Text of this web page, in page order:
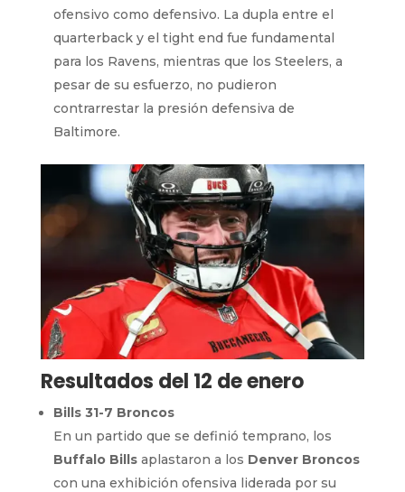
ofensivo como defensivo. La dupla entre el
quarterback y el tight end fue fundamental
para los Ravens, mientras que los Steelers, a
pesar de su esfuerzo, no pudieron
contrarrestar la presión defensiva de
Baltimore.
Resultados del 12 de enero
Bills 31-7 Broncos
En un partido que se definió temprano, los
Buffalo Billsaplastaron a los Denver Broncos
con una exhibición ofensiva liderada por su